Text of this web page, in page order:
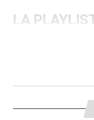
LA